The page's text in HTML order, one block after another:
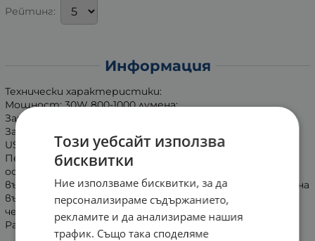
Рейтинг:
Информация
Технически характеристики:
Мощност: 30W 800-1000 лумена;
Зарядно напрежение: 4.2V;
Заряден ток: 2A;
USB изход за зареждане на други устройства;
Пет режима на работа: силна светлина , икономично
осветление, постоянно светеща червена светлина
във формата на триъгълник, мигаща червена светлина
във формата на триъгълник и двукратно мигащ
червен триъгълник;
Размер 19х19 см.
Този уебсайт използва
бисквитки
Ние използваме бисквитки, за да
персонализираме съдържанието,
рекламите и да анализираме нашия
трафик. Също така споделяме